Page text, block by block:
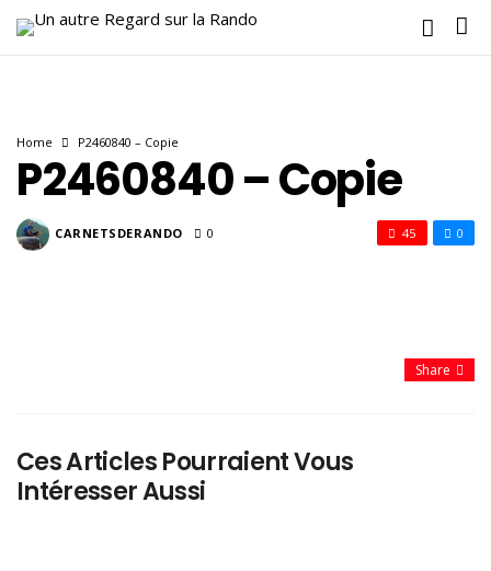
Home P2460840 – Copie
P2460840 – Copie
CARNETSDERANDO 0 0
45
Share
Ces Articles Pourraient Vous
Intéresser Aussi